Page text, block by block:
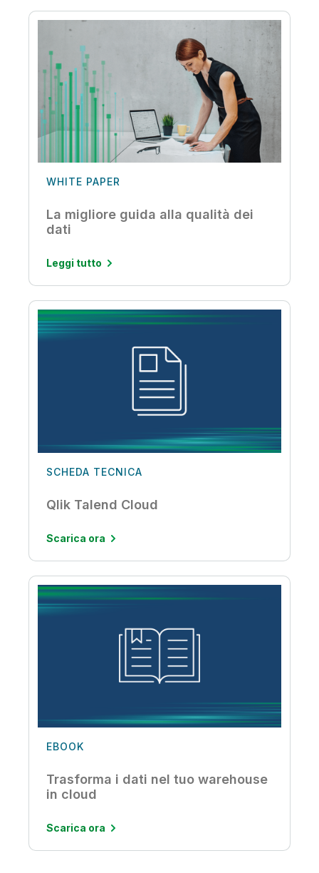
WHITE PAPER
La migliore guida alla qualità dei
dati
Leggi tutto
SCHEDA TECNICA
Qlik Talend Cloud
Scarica ora
EBOOK
Trasforma i dati nel tuo warehouse
in cloud
Scarica ora